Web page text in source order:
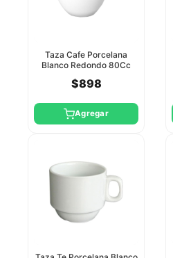
Taza Cafe Porcelana
Blanco Redondo 80Cc
$898
Agregar